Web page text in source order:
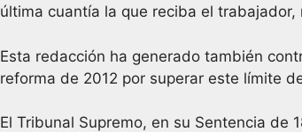
última cuantía la que reciba el
Esta redacción ha generado también
reforma de 2012 por superar este límite
El Tribunal Supremo, en su Sentencia